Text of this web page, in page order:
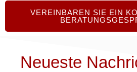
VEREINBAREN SIE EIN
Neueste